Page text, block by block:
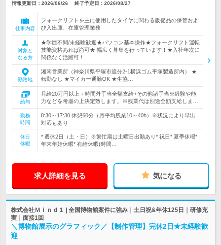
情報更新日：2026/06/26 終了予定日： 2026/08/27
仕事内容
フォークリフトを主に使用したタイヤに関わる販促品の保管およ
び入出庫、在庫管理業務
対象と
なる方
★学歴不問/未経験歓迎★パソコン基本操作★フォークリフト運転
技能資格あれば尚可★ 幅広く募集を行っています！★入社年次に
関係なく活躍可！
勤務地
湘南営業所（神奈川県平塚市追分2-1横浜ゴム平塚製造所内） ★
転勤なし ★マイカー通勤OK ★生協…
給与
月給20万円以上＋時間外手当全額支給+その他諸手当※経験や能
力などを考慮の上決定致します。※残業代は別途全額支給しま…
勤務
時間
8:30～17:30 休憩60分（月平均残業10～40h）※状況により早出
対応もあり
休日
休暇
* 週休2日（土・日）※繁忙期は土曜日出勤あり* 祝日* 夏季休暇*
年末年始休暇* 有給休暇(時間…
求人詳細を見る 気になる
株式会社Ｍｉｎｄ１ | 全国博物館案件に強み｜土日祝&年休125日｜研修充
実｜面接1回
＼博物館展示のグラフィック／【制作管理】完休2日★未経験歓
迎